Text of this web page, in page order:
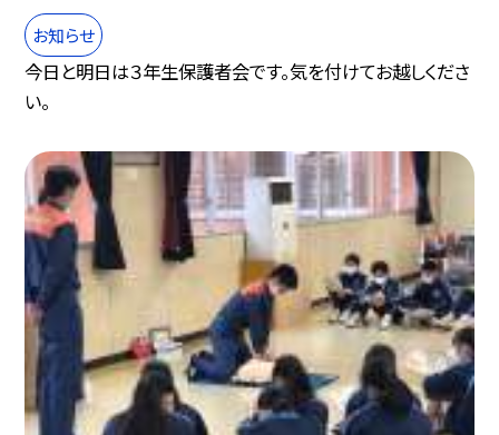
お知らせ
今日と明日は３年生保護者会です。気を付けてお越しくださ
い。